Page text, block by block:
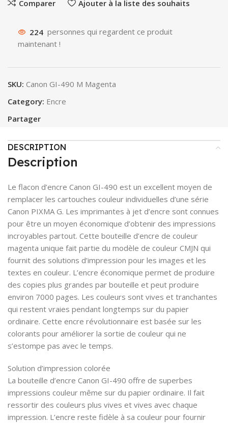
Comparer Ajouter à la liste des souhaits
224 personnes qui regardent ce produit
maintenant !
SKU: Canon GI-490 M Magenta
Category: Encre
Partager
DESCRIPTION
Description
Le flacon d’encre Canon GI-490 est un excellent moyen de
remplacer les cartouches couleur individuelles d’une série
Canon PIXMA G. Les imprimantes à jet d’encre sont connues
pour être un moyen économique d’obtenir des impressions
incroyables partout. Cette bouteille d’encre de couleur
magenta unique fait partie du modèle de couleur CMJN qui
fournit des solutions d’impression pour les images et les
textes en couleur. L’encre économique permet de produire
des copies plus grandes par bouteille et peut produire
environ 7000 pages. Les couleurs sont vives et tranchantes
qui restent vraies pendant longtemps sur du papier
ordinaire. Cette encre révolutionnaire est basée sur les
colorants pour améliorer la sortie de couleur qui ne
s’estompe pas avec le temps.
Solution d’impression colorée
La bouteille d’encre Canon GI-490 offre de superbes
impressions couleur même sur du papier ordinaire. Il fait
ressortir des couleurs plus vives et vives avec chaque
impression. L’encre reste fidèle à sa couleur pour fournir